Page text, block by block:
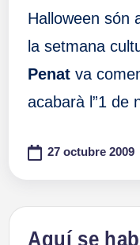
Halloween són
la setmana
Penatva
acabarà l”1 de
27 octubre 2009
Aquí se